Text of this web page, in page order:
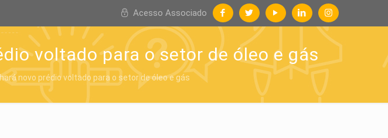
Acesso Associado
voltado para o setor de óleo e gás
novo prédio voltado para o setor de óleo e gás